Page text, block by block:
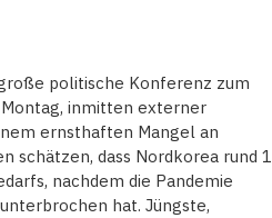
politische Konferenz zum
inmitten externer
ernsthaften Mangel an
schätzen, dass Nordkorea rund 1
nachdem die Pandemie
hat. Jüngste,